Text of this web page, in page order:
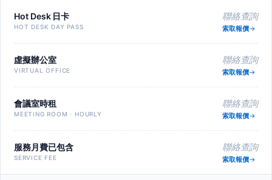
Hot Desk 日卡
HOT DESK DAY PASS
聯絡查詢
索取報價
虛擬辦公室
VIRTUAL OFFICE
聯絡查詢
索取報價
會議室時租
MEETING ROOM · HOURLY
聯絡查詢
索取報價
服務月費已包含
SERVICE FEE
聯絡查詢
索取報價